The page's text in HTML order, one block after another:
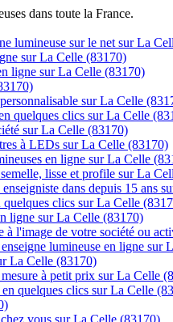
dans toute la France.
lumineuse sur le net sur La
sur La Celle (83170)
ligne sur La Celle (83170)
sur La Celle
quelques clics sur La Celle
sur La Celle (83170)
à LEDs sur La Celle (83170)
en ligne sur La Celle
lisse et profile sur La
dans depuis 15 ans
clics sur La Celle
ligne sur La Celle (83170)
l'image de votre société ou
lumineuse en ligne sur
La Celle (83170)
à petit prix sur La Celle
quelques clics sur La Celle
vous sur La Celle (83170)